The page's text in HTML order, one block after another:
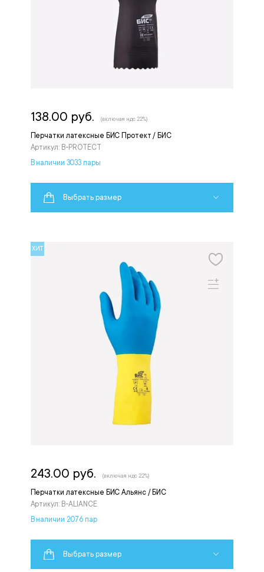
Перчатки латексные БИС Протект / БИС
Артикул: B-PROTECT
138.00 руб. (включая ндс 22%)
В наличии 3033 пары
Выбрать размер
ХИТ
Перчатки латексные БИС Альянс / БИС
Артикул: B-ALIANCE
243.00 руб. (включая ндс 22%)
В наличии 2076 пар
Выбрать размер